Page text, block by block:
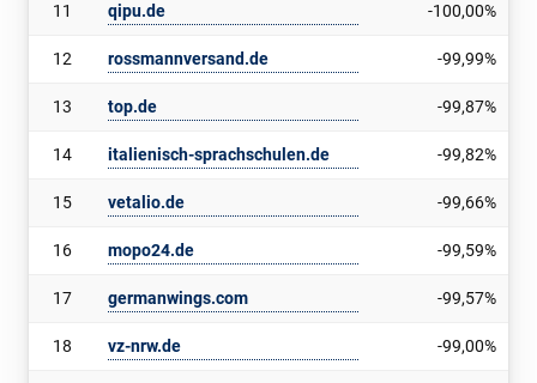
11 qipu.de -100,00%
12 rossmannversand.de -99,99%
13 top.de -99,87%
14 italienisch-sprachschulen.de -99,82%
15 vetalio.de -99,66%
16 mopo24.de -99,59%
17 germanwings.com -99,57%
18 vz-nrw.de -99,00%